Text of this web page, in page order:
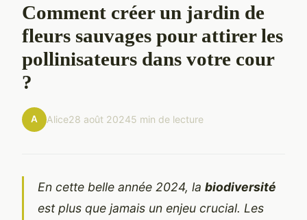
Comment créer un jardin de
fleurs sauvages pour attirer les
pollinisateurs dans votre cour
?
A Alice28 août 20245 min de lecture
En cette belle année 2024, la biodiversité
est plus que jamais un enjeu crucial. Les